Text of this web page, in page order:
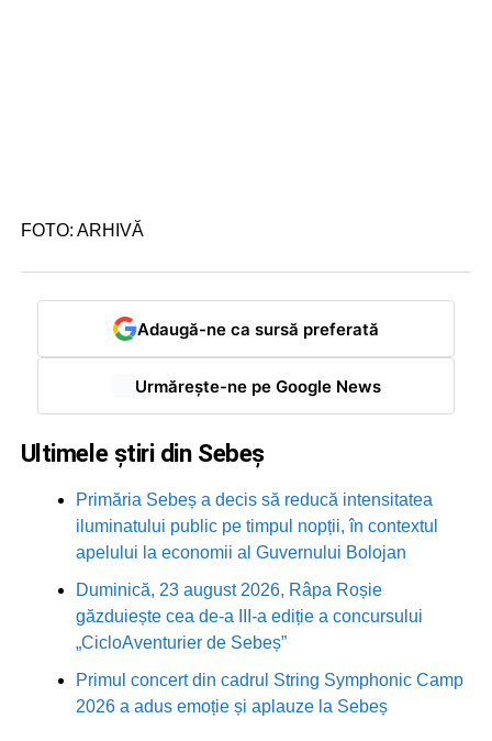
FOTO: ARHIVĂ
Adaugă-ne ca sursă preferată
Urmărește-ne pe Google News
Ultimele știri din Sebeș
Primăria Sebeș a decis să reducă intensitatea
iluminatului public pe timpul nopții, în contextul
apelului la economii al Guvernului Bolojan
Duminică, 23 august 2026, Râpa Roșie
găzduiește cea de-a III-a ediție a concursului
„CicloAventurier de Sebeș”
Primul concert din cadrul String Symphonic Camp
2026 a adus emoție și aplauze la Sebeș